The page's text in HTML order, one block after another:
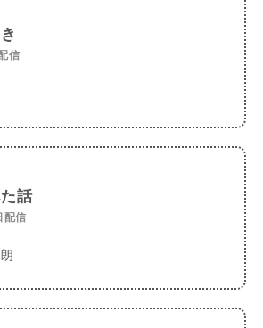
信
話
配信